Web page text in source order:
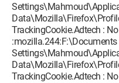
TrackingCookie.Adtech :
:mozilla.244:F:\Documents
TrackingCookie.Adtech :